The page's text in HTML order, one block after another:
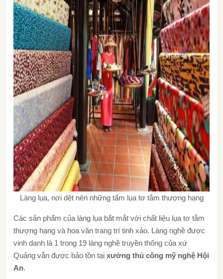
Làng lụa, nơi dệt nên những tấm lụa tơ tằm thượng hạng
Các sản phẩm của làng lụa bắt mắt với chất liệu lụa tơ tằm
thượng hạng và hoa văn trang trí tinh xảo. Làng nghề được
vinh danh là 1 trong 19 làng nghề truyền thống của xứ
Quảng vẫn được bảo tồn tại xưởng thủ công mỹ nghệ Hội
An.